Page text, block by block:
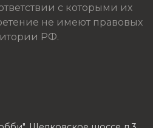
с которыми их
не имеют правовых
РФ.